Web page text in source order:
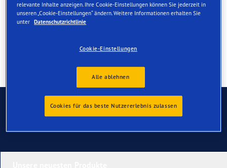
Kontakt Serviceleistungen
Kontaktieren Sie uns
relevante Inhalte anzeigen. Ihre Cookie-Einstellungen können Sie jederzeit in
unseren „Cookie-Einstellungen“ ändern. Weitere Informationen erhalten Sie
unter Datenschutzrichtlinie
Cookie-Einstellungen
Alle ablehnen
Cookies für das beste Nutzererlebnis zulassen